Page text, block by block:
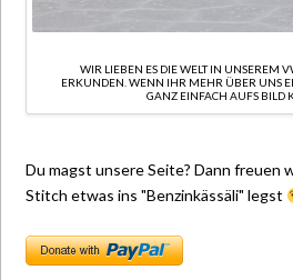
WIR LIEBEN ES DIE WELT IN UNSEREM
ERKUNDEN. WENN IHR MEHR ÜBER UNS
GANZ EINFACH AUFS BILD
Du magst unsere Seite? Dann freuen
Stitch etwas ins "Benzinkässäli" legst